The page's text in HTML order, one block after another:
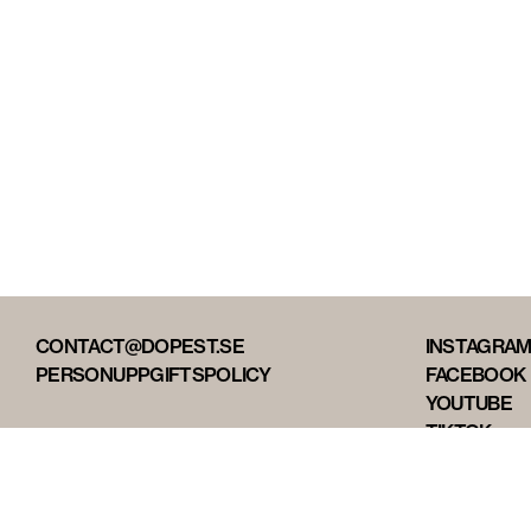
CONTACT@DOPEST.SE
PERSONUPPGIFTSPOLICY
INSTAGRAM
FACEBOOK
YOUTUBE
TIKTOK